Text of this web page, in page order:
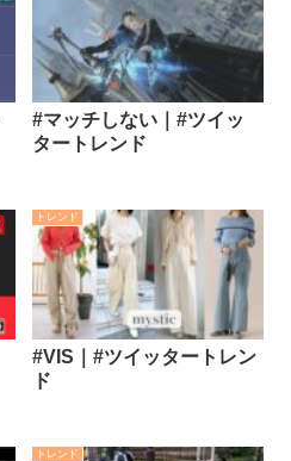
#マッチしない｜#ツイッ
タートレンド
トレンド
#VIS｜#ツイッタートレン
ド
トレンド